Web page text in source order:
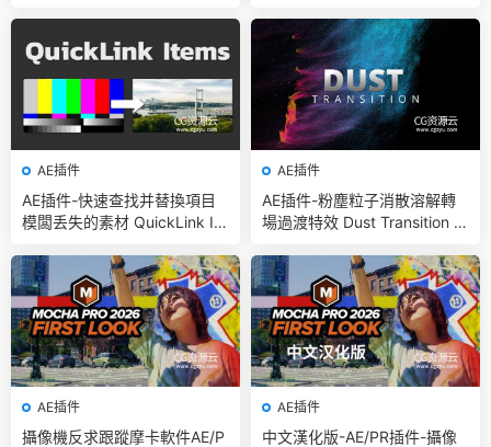
AE插件
AE插件-快速查找并替換項目
模闆丢失的素材 QuickLink Ite
AE插件
AE插件-粉塵粒子消散溶解轉
場過渡特效 Dust Transition V
AE插件
攝像機反求跟蹤摩卡軟件AE/P
AE插件
中文漢化版-AE/PR插件-攝像